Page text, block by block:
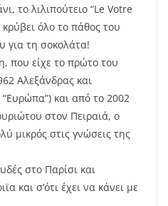
το λιλιπούτειο “Le Votre
όλο το πάθος του
για τη σοκολάτα!
που είχε το πρώτο του
Αλεξάνδρας και
και από το 2002
στον Πειραιά, ο
μικρός στις γνώσεις της
στο Παρίσι και
και σ’ότι έχει να κάνει με